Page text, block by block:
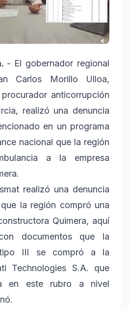
- El gobernador regional
Carlos Morillo Ulloa,
anticorrupción
realizó una denuncia
en un programa
nacional que la región
a la empresa
realizó una denuncia
la región compró una
Quimera, aquí
documentos que la
tipo III se compró a la
Technologies S.A. que
en este rubro a nivel